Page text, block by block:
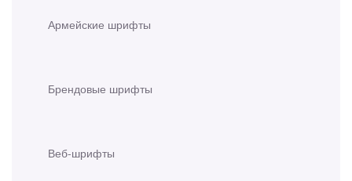
Армейские шрифты
Брендовые шрифты
Веб-шрифты